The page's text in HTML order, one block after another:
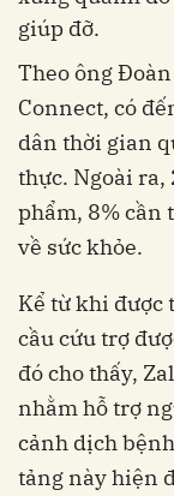
giúp đỡ.
Theo ông
Connect, có
dân thời gian
thực. Ngoài ra,
phẩm, 8% cần
về sức khỏe.
Kể từ khi được
cầu cứu trợ
đó cho thấy,
nhằm hỗ trợ
cảnh dịch
tảng này hiện